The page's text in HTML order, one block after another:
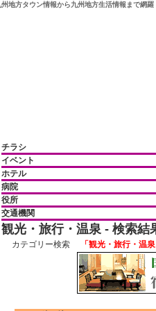
地方タウン情報から九州地方生活情報まで網羅
チラシ
イベント
ホテル
病院
役所
交通機関
観光・旅行・温泉 - 検索結
カテゴリー検索 「観光・旅行・温